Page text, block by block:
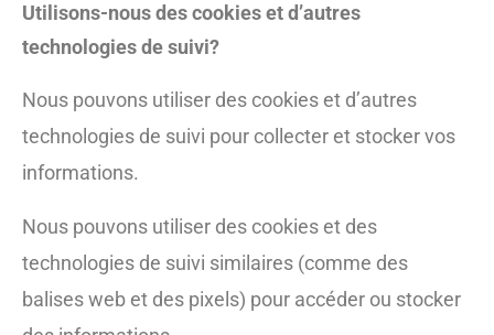
Utilisons-nous des cookies et d’autres
technologies de suivi?
Nous pouvons utiliser des cookies et d’autres
technologies de suivi pour collecter et stocker vos
informations.
Nous pouvons utiliser des cookies et des
technologies de suivi similaires (comme des
balises web et des pixels) pour accéder ou stocker